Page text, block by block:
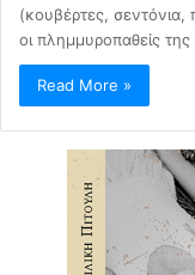
(κουβέρτες, σεντόνια,
οι πλημμυροπαθείς
Read More »